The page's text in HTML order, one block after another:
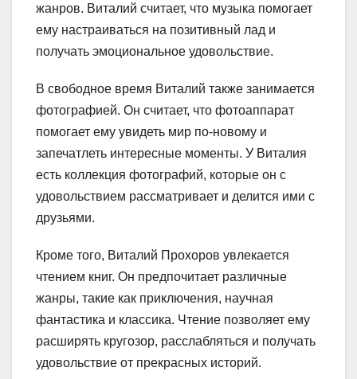
жанров. Виталий считает, что музыка помогает
ему настраиваться на позитивный лад и
получать эмоциональное удовольствие.
В свободное время Виталий также занимается
фотографией. Он считает, что фотоаппарат
помогает ему увидеть мир по-новому и
запечатлеть интересные моменты. У Виталия
есть коллекция фотографий, которые он с
удовольствием рассматривает и делится ими с
друзьями.
Кроме того, Виталий Прохоров увлекается
чтением книг. Он предпочитает различные
жанры, такие как приключения, научная
фантастика и классика. Чтение позволяет ему
расширять кругозор, расслабляться и получать
удовольствие от прекрасных историй.